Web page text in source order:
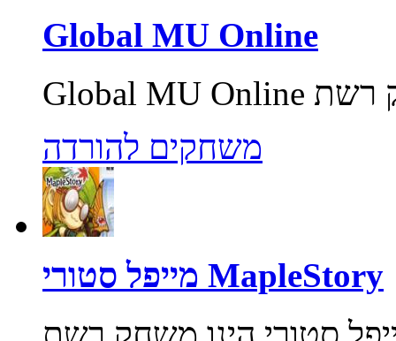
Global MU Online
משחקים להורדה
מייפל סטורי MapleStory